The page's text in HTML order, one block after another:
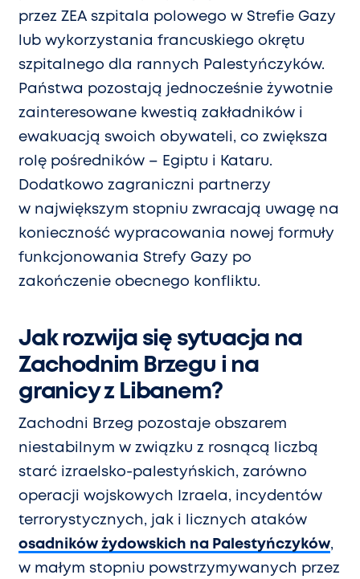
przez ZEA szpitala polowego w Strefie Gazy
lub wykorzystania francuskiego okrętu
szpitalnego dla rannych Palestyńczyków.
Państwa pozostają jednocześnie żywotnie
zainteresowane kwestią zakładników i
ewakuacją swoich obywateli, co zwiększa
rolę pośredników – Egiptu i Kataru.
Dodatkowo zagraniczni partnerzy
w największym stopniu zwracają uwagę na
konieczność wypracowania nowej formuły
funkcjonowania Strefy Gazy po
zakończenie obecnego konfliktu.
Jak rozwija się sytuacja na
Zachodnim Brzegu i na
granicy z Libanem?
Zachodni Brzeg pozostaje obszarem
niestabilnym w związku z rosnącą liczbą
starć izraelsko-palestyńskich, zarówno
operacji wojskowych Izraela, incydentów
terrorystycznych, jak i licznych ataków
osadników żydowskich na Palestyńczyków,
w małym stopniu powstrzymywanych przez